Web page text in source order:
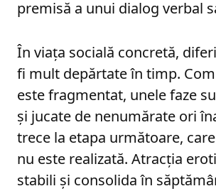
premisă a unui dialog verbal
În viața socială concretă,
fi mult depărtate în timp.
este fragmentat, unele faze
și jucate de nenumărate ori
trece la etapa următoare,
nu este realizată. Atracția
stabili și consolida în